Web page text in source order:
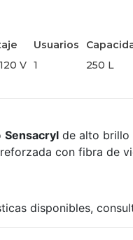
Usuarios
V 1 250 L
Sensacryl de alto brillo
con fibra de
disponibles,